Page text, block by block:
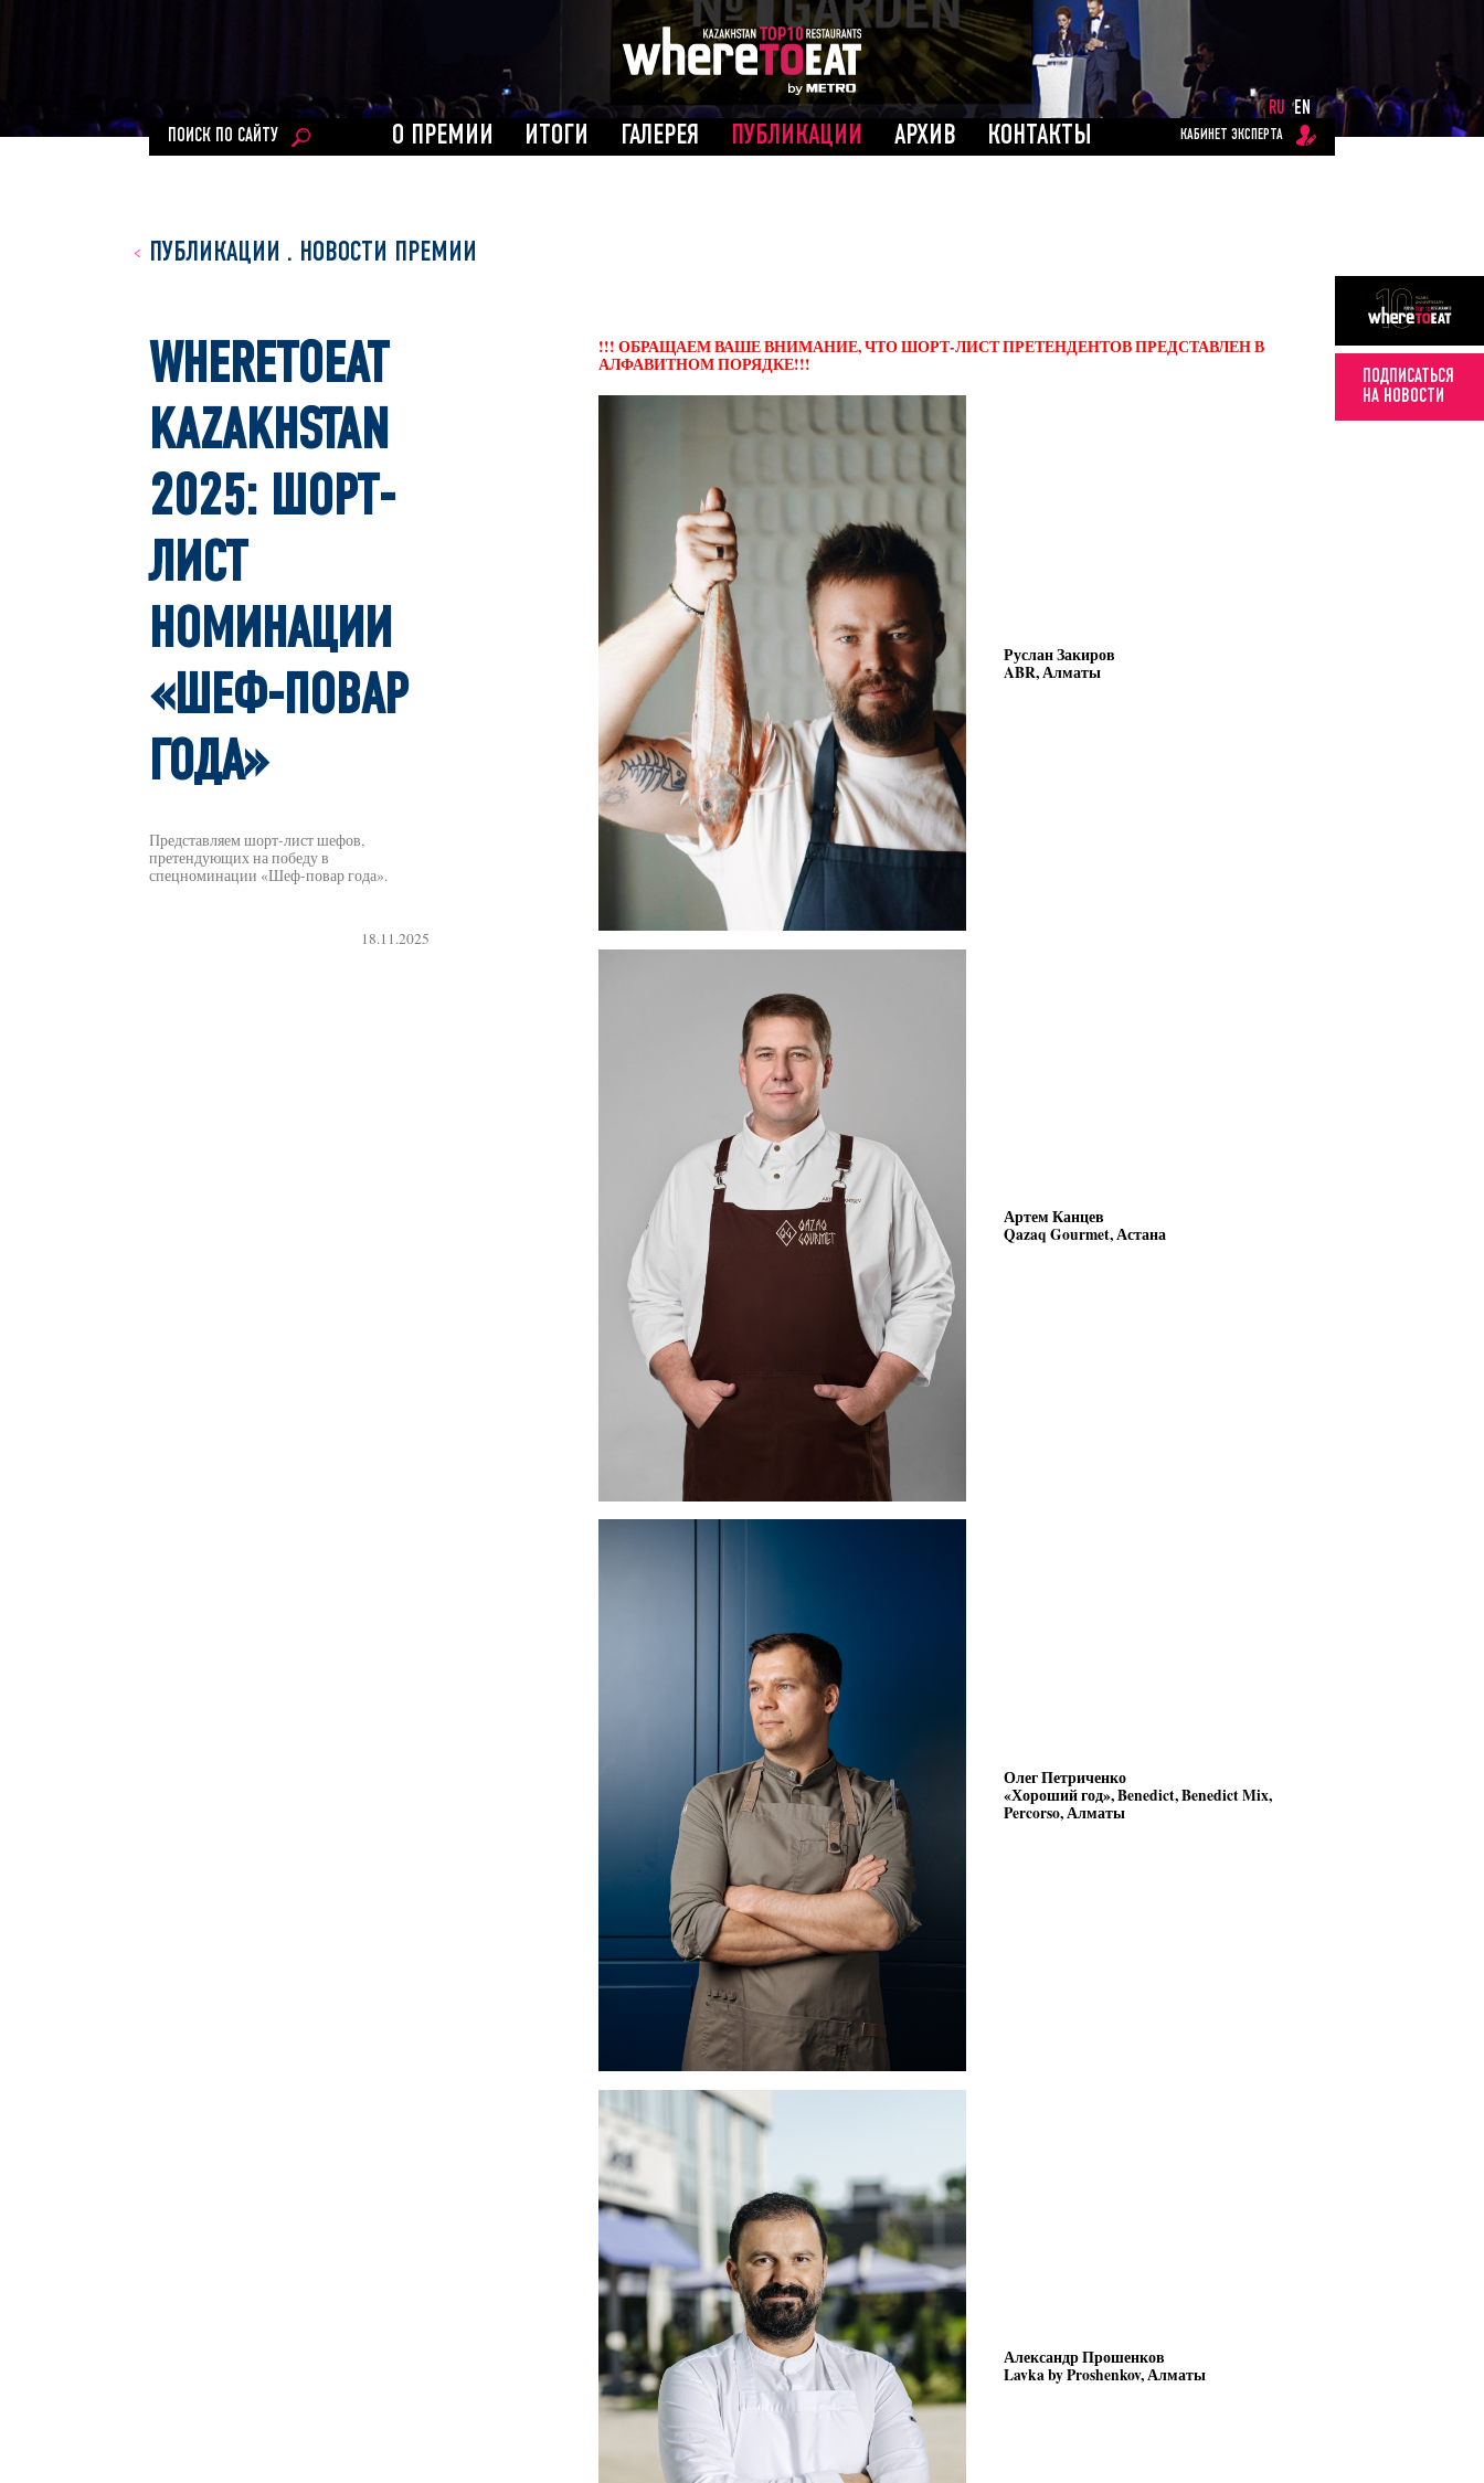
О ПРЕМИИ ИТОГИ ГАЛЕРЕЯ ПУБЛИКАЦИИ АРХИВ КОНТАКТЫ
RU EN
ПОИСК ПО САЙТУ
КАБИНЕТ ЭКСПЕРТА
ПОДПИСАТЬСЯ
НА НОВОСТИ
ПУБЛИКАЦИИ . НОВОСТИ ПРЕМИИ
WHERETOEAT
KAZAKHSTAN
2025: ШОРТ-
ЛИСТ
НОМИНАЦИИ
«ШЕФ-ПОВАР
ГОДА»
Представляем шорт-лист шефов,
претендующих на победу в
спецноминации «Шеф-повар года».
18.11.2025
!!! ОБРАЩАЕМ ВАШЕ ВНИМАНИЕ, ЧТО ШОРТ-ЛИСТ ПРЕТЕНДЕНТОВ ПРЕДСТАВЛЕН В
АЛФАВИТНОМ ПОРЯДКЕ!!!
Руслан Закиров
ABR, Алматы
Артем Канцев
Qazaq Gourmet, Астана
Олег Петриченко
«Хороший год», Benedict, Benedict Mix,
Percorso, Алматы
Александр Прошенков
Lavka by Proshenkov, Алматы